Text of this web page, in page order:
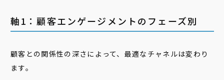
軸1：顧客エンゲージメントのフェーズ別
顧客との関係性の深さによって、最適なチャネルは変わり
ます。